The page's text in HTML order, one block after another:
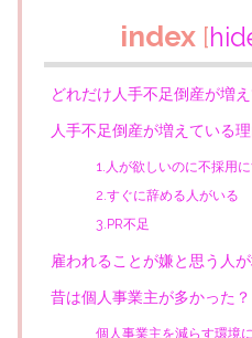
index [
どれだけ人手不足倒産が増
人手不足倒産が増えている
1.人が欲しいのに不採用
2.すぐに辞める人がいる
3.PR不足
雇われることが嫌と思う人
昔は個人事業主が多かった？
個人事業主を減らす環境